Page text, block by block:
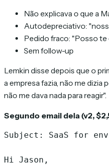
Não explicava o que a
Autodepreciativo:
Pedido fraco: "Posso te
Sem follow-up
Lemkin disse depois que o
a empresa fazia, não me dizia
não me dava nada para reagir".
Segundo email dela (v2,
Subject: SaaS for
Hi Jason,